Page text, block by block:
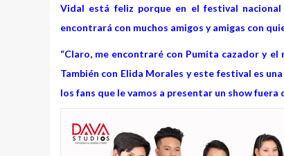
Vidal está feliz porque en el festival
encontrará con muchos amigos y amigas con
“Claro, me encontraré con Pumita cazador y
También con Elida Morales y este festival es
los fans que le vamos a presentar un show